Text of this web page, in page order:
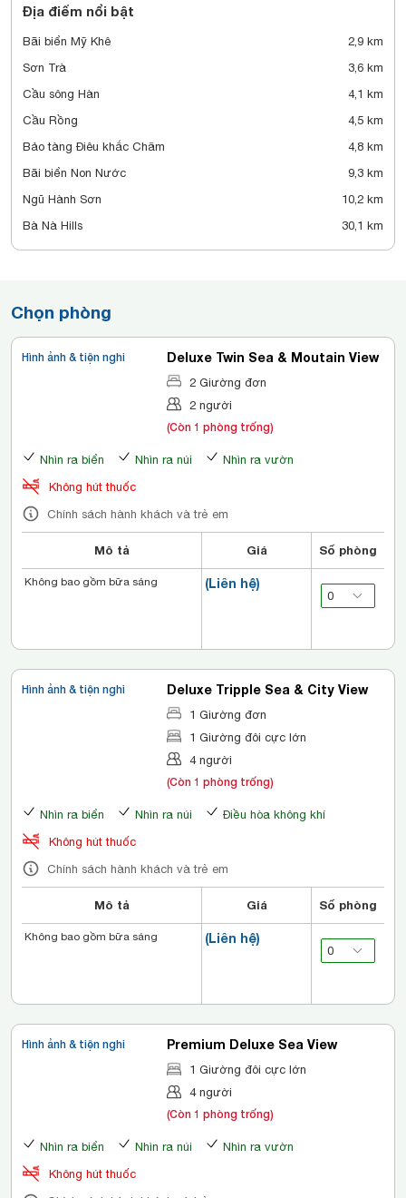
Địa điểm nổi bật
Bãi biển Mỹ Khê
2,9 km
Sơn Trà
3,6 km
Cầu sông Hàn
4,1 km
Cầu Rồng
4,5 km
Bảo tàng Điêu khắc Chăm
4,8 km
Bãi biển Non Nước
9,3 km
Ngũ Hành Sơn
10,2 km
Bà Nà Hills
30,1 km
Chọn phòng
Hình ảnh & tiện nghi Deluxe Twin Sea & Moutain View
2 Giường đơn
2 người
(Còn 1 phòng trống)
Nhìn ra biển Nhìn ra núi
Nhìn ra vườn
Không hút thuốc
Chính sách hành khách và trẻ em
Mô tả Giá Số phòng
(Liên hệ)
Không bao gồm bữa sáng
Hình ảnh & tiện nghi Deluxe Tripple Sea & City View
1 Giường đơn
1 Giường đôi cực lớn
4 người
(Còn 1 phòng trống)
Nhìn ra biển Nhìn ra núi
Điều hòa không khí
Không hút thuốc
Chính sách hành khách và trẻ em
Mô tả Giá Số phòng
(Liên hệ)
Không bao gồm bữa sáng
Hình ảnh & tiện nghi Premium Deluxe Sea View
1 Giường đôi cực lớn
4 người
(Còn 1 phòng trống)
Nhìn ra biển Nhìn ra núi
Nhìn ra vườn
Không hút thuốc